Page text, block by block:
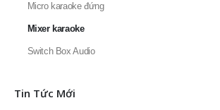
Micro karaoke đứng
Mixer karaoke
Switch Box Audio
Tin Tức Mới